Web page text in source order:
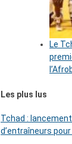
Le
Les plus lus
Tchad :
d’entraîneurs